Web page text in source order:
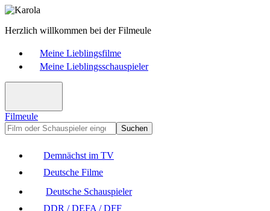
Herzlich willkommen bei der Filmeule
Meine Lieblingsfilme
Meine Lieblingsschauspieler
Filmeule
Suchen
Demnächst im TV
Deutsche Filme
Deutsche Schauspieler
DDR / DEFA / DFF